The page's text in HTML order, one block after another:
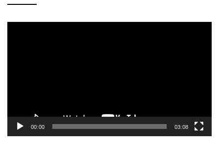
00:00 03:08